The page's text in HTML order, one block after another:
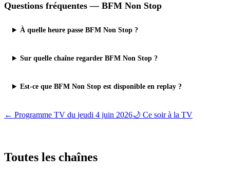
Questions fréquentes — BFM Non Stop
À quelle heure passe BFM Non Stop ?
Sur quelle chaîne regarder BFM Non Stop ?
Est-ce que BFM Non Stop est disponible en replay ?
← Programme TV du jeudi 4 juin 2026🌙 Ce soir à la TV
Toutes les chaînes